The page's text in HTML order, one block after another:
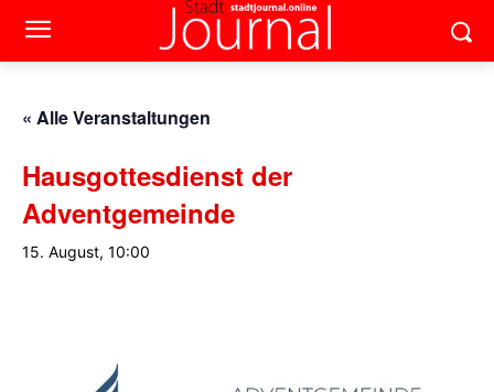
« Alle Veranstaltungen
Hausgottesdienst der
Adventgemeinde
15. August, 10:00